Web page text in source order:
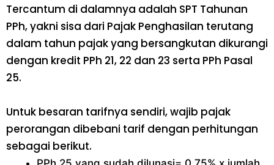
Tercantum di dalamnya adalah SPT Tahunan
PPh, yakni sisa dari Pajak Penghasilan terutang
dalam tahun pajak yang bersangkutan dikurangi
dengan kredit PPh 21, 22 dan 23 serta PPh Pasal
25.
Untuk besaran tarifnya sendiri, wajib pajak
perorangan dibebani tarif dengan perhitungan
sebagai berikut.